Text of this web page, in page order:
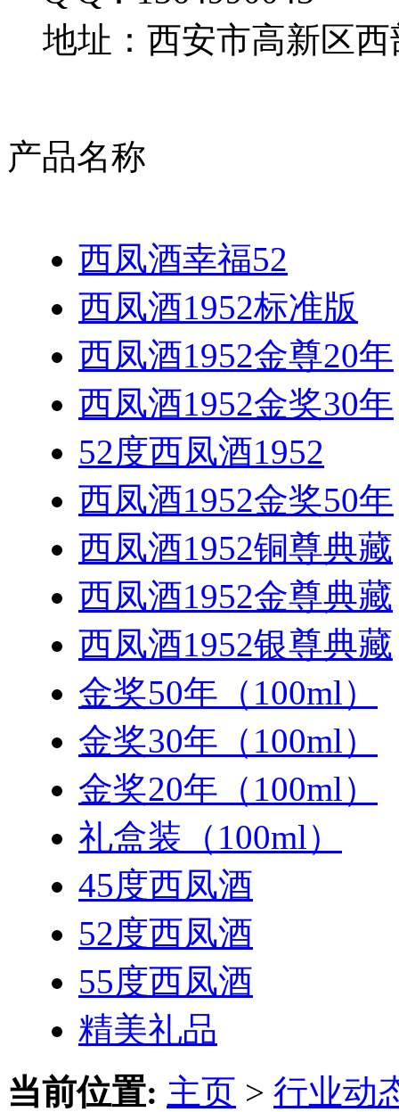
地址：西安市高新区西
产品名称
西凤酒幸福52
西凤酒1952标准版
西凤酒1952金尊20年
西凤酒1952金奖30年
52度西凤酒1952
西凤酒1952金奖50年
西凤酒1952铜尊典藏
西凤酒1952金尊典藏
西凤酒1952银尊典藏
金奖50年（100ml）
金奖30年（100ml）
金奖20年（100ml）
礼盒装（100ml）
45度西凤酒
52度西凤酒
55度西凤酒
精美礼品
当前位置: 主页 > 行业动